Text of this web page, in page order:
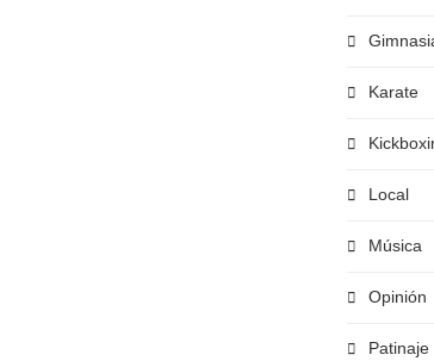
Karate
Local
Música
Opinión
Patinaje